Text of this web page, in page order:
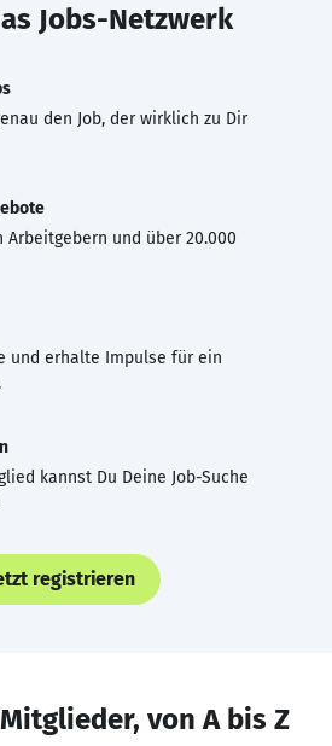
Jobs-Netzwerk
den Job, der wirklich zu Dir
Arbeitgebern und über 20.000
und erhalte Impulse für ein
kannst Du Deine Job-Suche
registrieren
Mitglieder, von A bis Z